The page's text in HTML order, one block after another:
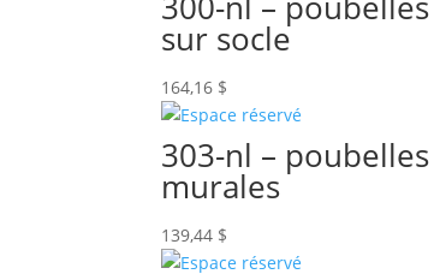
sur socle
164,16 $
303-nl – poubelles
murales
139,44 $